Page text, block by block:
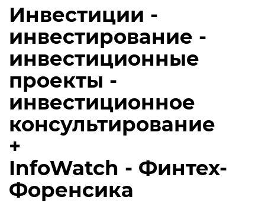
Инвестиции -
инвестирование -
инвестиционные
проекты -
инвестиционное
консультирование
+
InfoWatch - Финтех-
Форенсика